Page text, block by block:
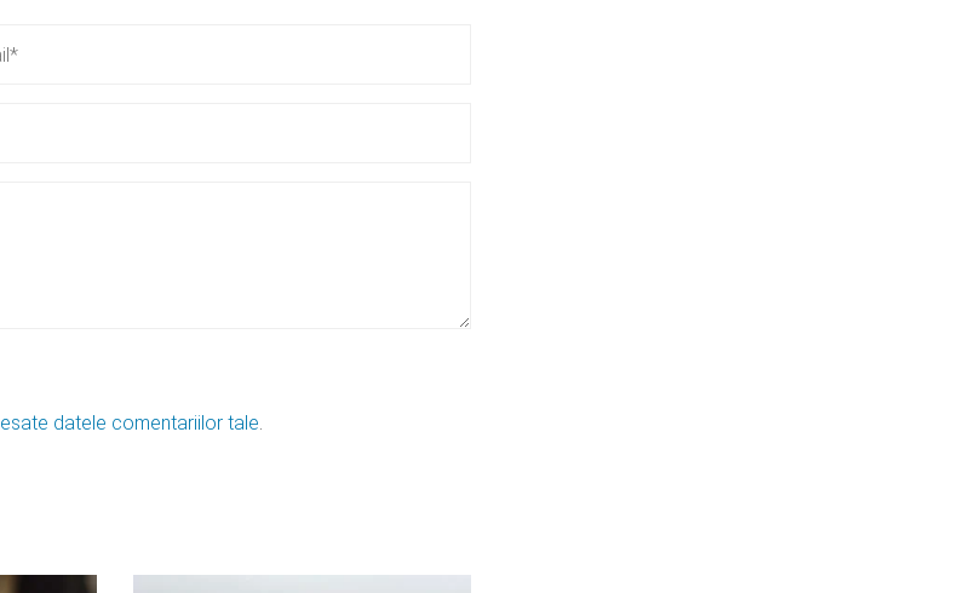
datele comentariilor tale.